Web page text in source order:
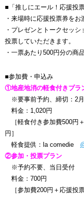
■「推しにエール！応援投
・来場時に応援投票券をお
・プレゼンとトークセッ
投票していただきます。
・一票あたり500円分の商
■参加費・申込み
①地産地消の軽食付きプラ
※要事前予約、締切：2
料金：1,020円
［軽食付き参加費500円
円］
軽食提供：la comedie
②参加・投票プラン
※予約不要、当日受付
料金：700円
［参加費200円＋応援投